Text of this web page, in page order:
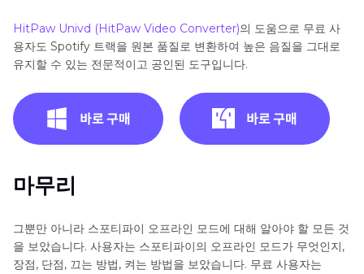
HitPaw Univd (HitPaw Video Converter)의 도움으로 무료 사
용자도 Spotify 트랙을 원본 품질로 변환하여 높은 음질을 그대로
유지할 수 있는 전문적이고 공인된 도구입니다.
마무리
그뿐만 아니라 스포티파이 오프라인 모드에 대해 알아야 할 모든 것
을 보았습니다. 사용자는 스포티파이의 오프라인 모드가 무엇인지,
장점, 단점, 끄는 방법, 켜는 방법을 보았습니다. 무료 사용자는